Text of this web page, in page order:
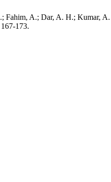
Fahim, A.; Dar, A. H.; Kumar,
167-173.